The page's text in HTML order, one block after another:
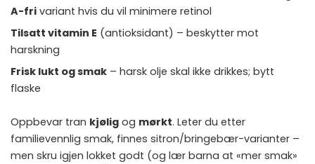
A-fri variant hvis du vil minimere retinol
Tilsatt vitamin E (antioksidant) – beskytter mot
harskning
Frisk lukt og smak – harsk olje skal ikke drikkes; bytt
flaske
Oppbevar tran kjølig og mørkt. Leter du etter
familievennlig smak, finnes sitron/bringebær-varianter –
men skru igjen lokket godt (og lær barna at «mer smak»